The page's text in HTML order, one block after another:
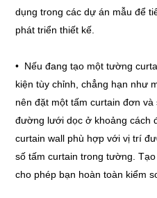
dụng trong các dự án mẫu để
phát triển thiết kế.
• Nếu đang tạo một tường
kiện tùy chỉnh, chẳng hạn như
nên đặt một tấm curtain đơn
đường lưới dọc ở khoảng cách
curtain wall phù hợp với vị trí
số tấm curtain trong tường.
cho phép bạn hoàn toàn kiểm